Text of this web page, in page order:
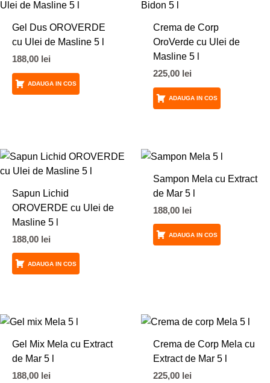
Gel Dus OROVERDE
cu Ulei de Masline 5 l
188,00 lei
ADAUGA IN COS
Crema de Corp
OroVerde cu Ulei de
Masline 5 l
225,00 lei
ADAUGA IN COS
Sapun Lichid
OROVERDE cu Ulei de
Masline 5 l
188,00 lei
ADAUGA IN COS
Sampon Mela cu Extract
de Mar 5 l
188,00 lei
ADAUGA IN COS
Gel Mix Mela cu Extract
de Mar 5 l
188,00 lei
Crema de Corp Mela cu
Extract de Mar 5 l
225,00 lei